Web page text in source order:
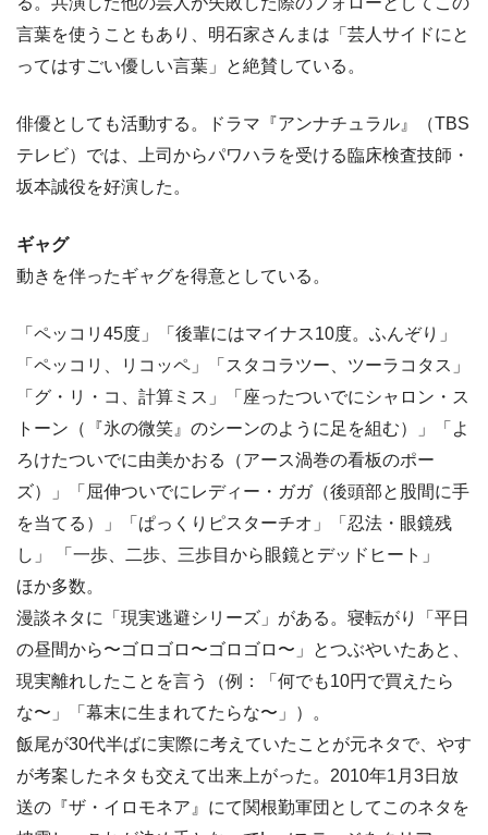
言葉を使うこともあり、明石家さんまは「芸人サイドにと
ってはすごい優しい言葉」と絶賛している。
俳優としても活動する。ドラマ『アンナチュラル』（TBS
テレビ）では、上司からパワハラを受ける臨床検査技師・
坂本誠役を好演した。
ギャグ
動きを伴ったギャグを得意としている。
「ペッコリ45度」「後輩にはマイナス10度。ふんぞり」
「ペッコリ、リコッペ」「スタコラツー、ツーラコタス」
「グ・リ・コ、計算ミス」「座ったついでにシャロン・ス
トーン（『氷の微笑』のシーンのように足を組む）」「よ
ろけたついでに由美かおる（アース渦巻の看板のポー
ズ）」「屈伸ついでにレディー・ガガ（後頭部と股間に手
を当てる）」「ぱっくりピスターチオ」「忍法・眼鏡残
し」 「一歩、二歩、三歩目から眼鏡とデッドヒート」
ほか多数。
漫談ネタに「現実逃避シリーズ」がある。寝転がり「平日
の昼間から〜ゴロゴロ〜ゴロゴロ〜」とつぶやいたあと、
現実離れしたことを言う（例：「何でも10円で買えたら
な〜」「幕末に生まれてたらな〜」）。
飯尾が30代半ばに実際に考えていたことが元ネタで、やす
が考案したネタも交えて出来上がった。2010年1月3日放
送の『ザ・イロモネア』にて関根勤軍団としてこのネタを